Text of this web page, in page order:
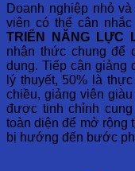
Doanh nghiệp nhỏ
viên có thể cân
TRIỂN NĂNG LỰC
nhận thức chung để
dụng. Tiếp cận giảng
lý thuyết, 50% là
chiều, giảng viên
được tinh chỉnh
toàn diện để mở rộng
bị hướng đến bước